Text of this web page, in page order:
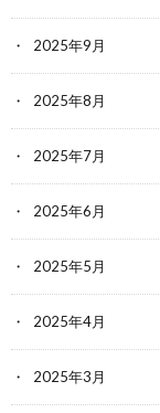
2025年9月
2025年8月
2025年7月
2025年6月
2025年5月
2025年4月
2025年3月